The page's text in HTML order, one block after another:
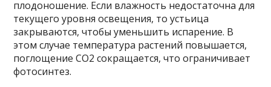
плодоношение. Если влажность недостаточна для
текущего уровня освещения, то устьица
закрываются, чтобы уменьшить испарение. В
этом случае температура растений повышается,
поглощение СО2 сокращается, что ограничивает
фотосинтез.